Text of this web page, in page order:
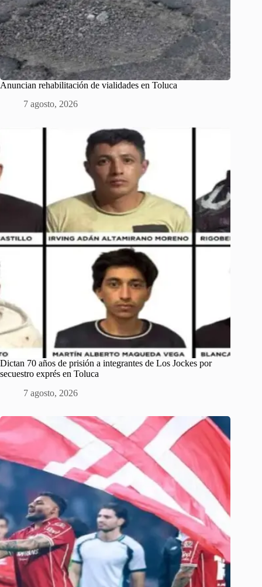
Anuncian rehabilitación de vialidades en Toluca
7 agosto, 2026
Dictan 70 años de prisión a integrantes de Los Jockes por
secuestro exprés en Toluca
7 agosto, 2026